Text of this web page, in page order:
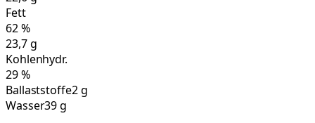
Fett
62%
23,7g
Kohlenhydr.
29%
Ballaststoffe2 g
Wasser39 g